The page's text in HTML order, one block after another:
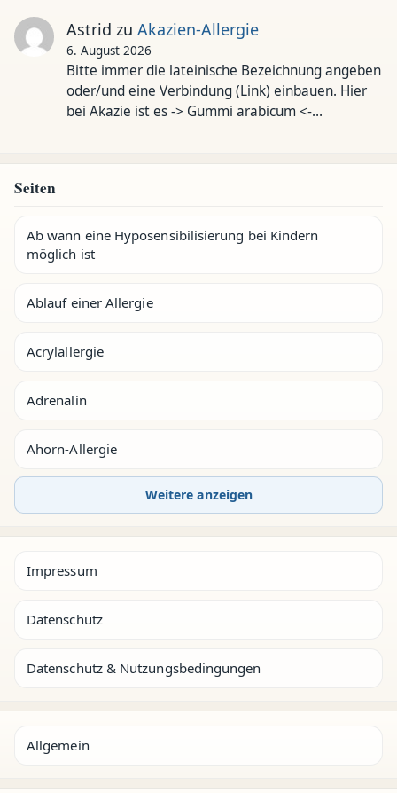
Astrid zu Akazien-Allergie
6. August 2026
Bitte immer die lateinische Bezeichnung angeben
oder/und eine Verbindung (Link) einbauen. Hier
bei Akazie ist es -> Gummi arabicum <-…
Seiten
Ab wann eine Hyposensibilisierung bei Kindern
möglich ist
Ablauf einer Allergie
Acrylallergie
Adrenalin
Ahorn-Allergie
Weitere anzeigen
Impressum
Datenschutz
Datenschutz & Nutzungsbedingungen
Allgemein